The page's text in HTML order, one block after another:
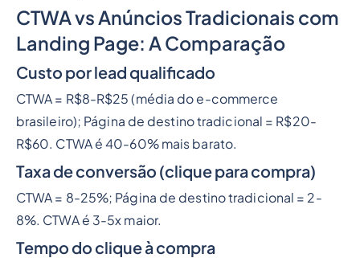
CTWA vs Anúncios Tradicionais com
Landing Page: A Comparação
Custo por lead qualificado
CTWA = R$8-R$25 (média do e-commerce
brasileiro); Página de destino tradicional = R$20-
R$60. CTWA é 40-60% mais barato.
Taxa de conversão (clique para compra)
CTWA = 8-25%; Página de destino tradicional = 2-
8%. CTWA é 3-5x maior.
Tempo do clique à compra